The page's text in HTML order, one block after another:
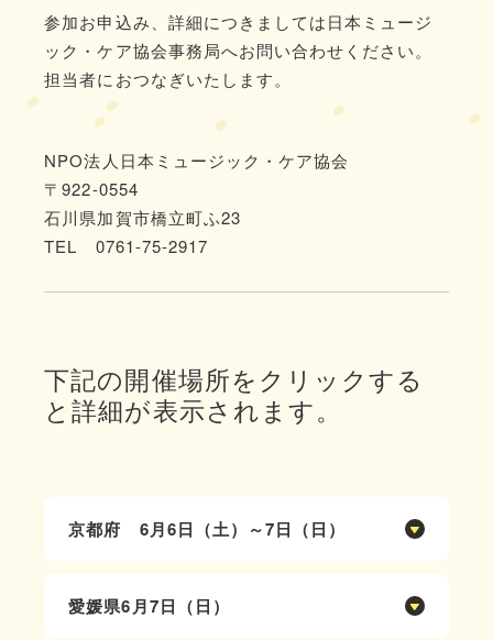
参加お申込み、詳細につきましては日本ミュージ
ック・ケア協会事務局へお問い合わせください。
担当者におつなぎいたします。
NPO法人日本ミュージック・ケア協会
〒922-0554
石川県加賀市橋立町ふ23
TEL 0761-75-2917
下記の開催場所をクリックする
と詳細が表示されます。
京都府 6月6日（土）～7日（日）
6月6日（土）13:00～16:00(受付開始
12:30)
愛媛県6月7日（日）